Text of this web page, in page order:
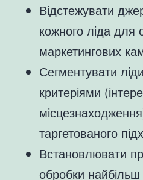
Відстежувати
кожного ліда для
маркетингових
Сегментувати
критеріями
таргетованого
Встановлювати
обробки найбільш